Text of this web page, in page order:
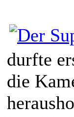
durfte
die